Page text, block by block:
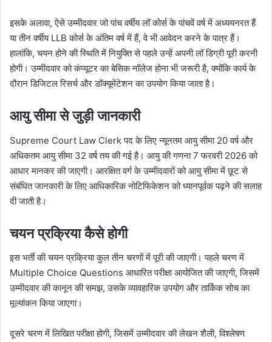
इसके अलावा, ऐसे उम्मीदवार जो पांच वर्षीय लॉ कोर्स के पांचवें वर्ष में अध्ययनरत हैं
या तीन वर्षीय LLB कोर्स के अंतिम वर्ष में हैं, वे भी आवेदन करने के पात्र हैं।
हालांकि, चयन होने की स्थिति में नियुक्ति से पहले उन्हें अपनी लॉ डिग्री पूरी करनी
होगी। उम्मीदवार को कंप्यूटर का बेसिक नॉलेज होना भी जरूरी है, क्योंकि कार्य के
दौरान डिजिटल रिसर्च और डॉक्यूमेंटेशन का उपयोग किया जाता है।
आयु सीमा से जुड़ी जानकारी
Supreme Court Law Clerk पद के लिए न्यूनतम आयु सीमा 20 वर्ष और
अधिकतम आयु सीमा 32 वर्ष तय की गई है। आयु की गणना 7 फरवरी 2026 को
आधार मानकर की जाएगी। आरक्षित वर्ग के उम्मीदवारों को आयु सीमा में छूट से
संबंधित जानकारी के लिए आधिकारिक नोटिफिकेशन को ध्यानपूर्वक पढ़ने की सलाह
दी जाती है।
चयन प्रक्रिया कैसे होगी
इस भर्ती की चयन प्रक्रिया कुल तीन चरणों में पूरी की जाएगी। पहले चरण में
Multiple Choice Questions आधारित परीक्षा आयोजित की जाएगी, जिसमें
उम्मीदवार की कानून की समझ, उसके व्यावहारिक उपयोग और तार्किक सोच का
मूल्यांकन किया जाएगा।
दूसरे चरण में लिखित परीक्षा होगी, जिसमें उम्मीदवार की लेखन शैली, विश्लेषण